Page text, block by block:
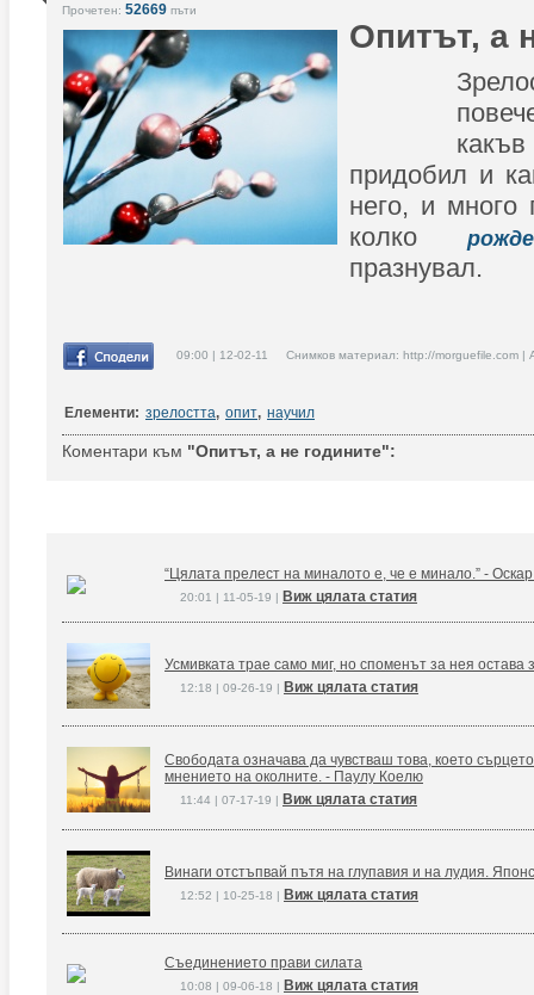
Прочетен: 52669 пъти
Опитът, а
придобил и
него, и много
колко
празнувал.
09:00 | 12-02-11 Снимков материал: http://morguefile.com |
Елементи: зрелостта, опит, научил
Коментари към "Опитът, а не годините":
“Цялата прелест на миналото е, че е минало.” -
20:01 | 11-05-19 | Виж цялата статия
Усмивката трае само миг, но споменът за нея остава
12:18 | 09-26-19 | Виж цялата статия
Свободата означава да чувстваш това, което
мнението на околните. - Паулу Коелю
11:44 | 07-17-19 | Виж цялата статия
Винаги отстъпвай пътя на глупавия и на лудия.
12:52 | 10-25-18 | Виж цялата статия
Съединението прави силата
10:08 | 09-06-18 | Виж цялата статия